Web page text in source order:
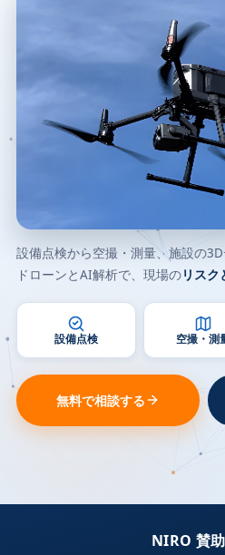
設備点検から空撮・測量、施設の
ドローンとAI解析で、現場のリスク
設備点検 空撮・測
無料で相談する
NIRO 賛